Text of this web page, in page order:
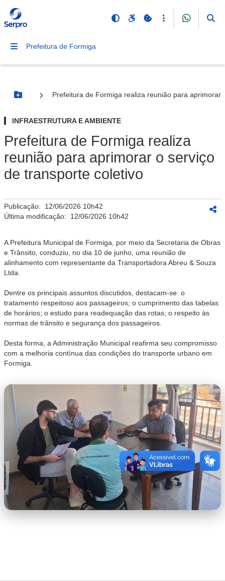
Prefeitura de Formiga
Botão Menu
Prefeitura de Formiga realiza reunião para aprimorar
INFRAESTRUTURA E AMBIENTE
Prefeitura de Formiga realiza
reunião para aprimorar o serviço
de transporte coletivo
Publicação: 12/06/2026 10h42
Última modificação: 12/06/2026 10h42
A Prefeitura Municipal de Formiga, por meio da Secretaria de Obras
e Trânsito, conduziu, no dia 10 de junho, uma reunião de
alinhamento com representante da Transportadora Abreu & Souza
Ltda.
Dentre os principais assuntos discutidos, destacam-se: o
tratamento respeitoso aos passageiros; o cumprimento das tabelas
de horários; o estudo para readequação das rotas; o respeito às
normas de trânsito e segurança dos passageiros.
Desta forma, a Administração Municipal reafirma seu compromisso
com a melhoria contínua das condições do transporte urbano em
Formiga.